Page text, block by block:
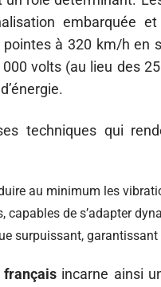
embarquée
à 320 km/h en
volts (au lieu des
techniques qui
au minimum les
capables de s’adapter
surpuissant,
incarne ainsi